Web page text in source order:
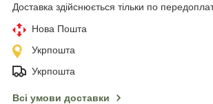
Доставка здійснюється тільки по
Нова Пошта
Укрпошта
Укрпошта
Всі умови доставки